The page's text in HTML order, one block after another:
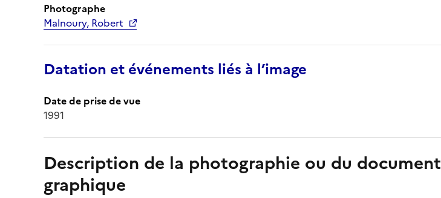
Photographe
Malnoury, Robert
Datation et événements liés à l’image
Date de prise de vue
1991
Description de la photographie ou du document
graphique